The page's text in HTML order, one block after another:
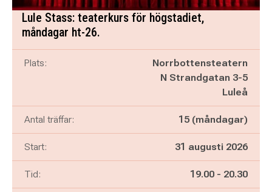
Lule Stass: teaterkurs för högstadiet,
måndagar ht-26.
Plats:
Norrbottensteatern
N Strandgatan 3-5
Luleå
Antal träffar: 15 (måndagar)
Start: 31 augusti 2026
Tid: Pågår mellan
19.00 - och
20.30